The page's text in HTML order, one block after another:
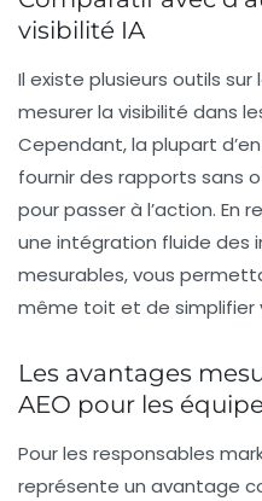
visibilité IA
Il existe plusieurs outils
mesurer la visibilité dans
Cependant, la plupart
fournir des rapports sans
pour passer à l’action. En
une intégration fluide des
mesurables, vous
même toit et de simplifier
Les avantages
AEO pour les
Pour les responsables
représente un avantage